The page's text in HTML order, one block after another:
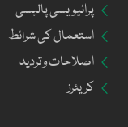
پرائیویسی پالیسی
استعمال کی شرائط
اصلاحات و تردید
کریئرز